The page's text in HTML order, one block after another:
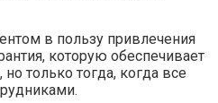
в пользу привлечения
которую обеспечивает
но только тогда, когда все